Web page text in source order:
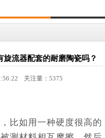
流器配套的耐磨陶瓷吗？
关注量：5375
比如用一种硬度很高的